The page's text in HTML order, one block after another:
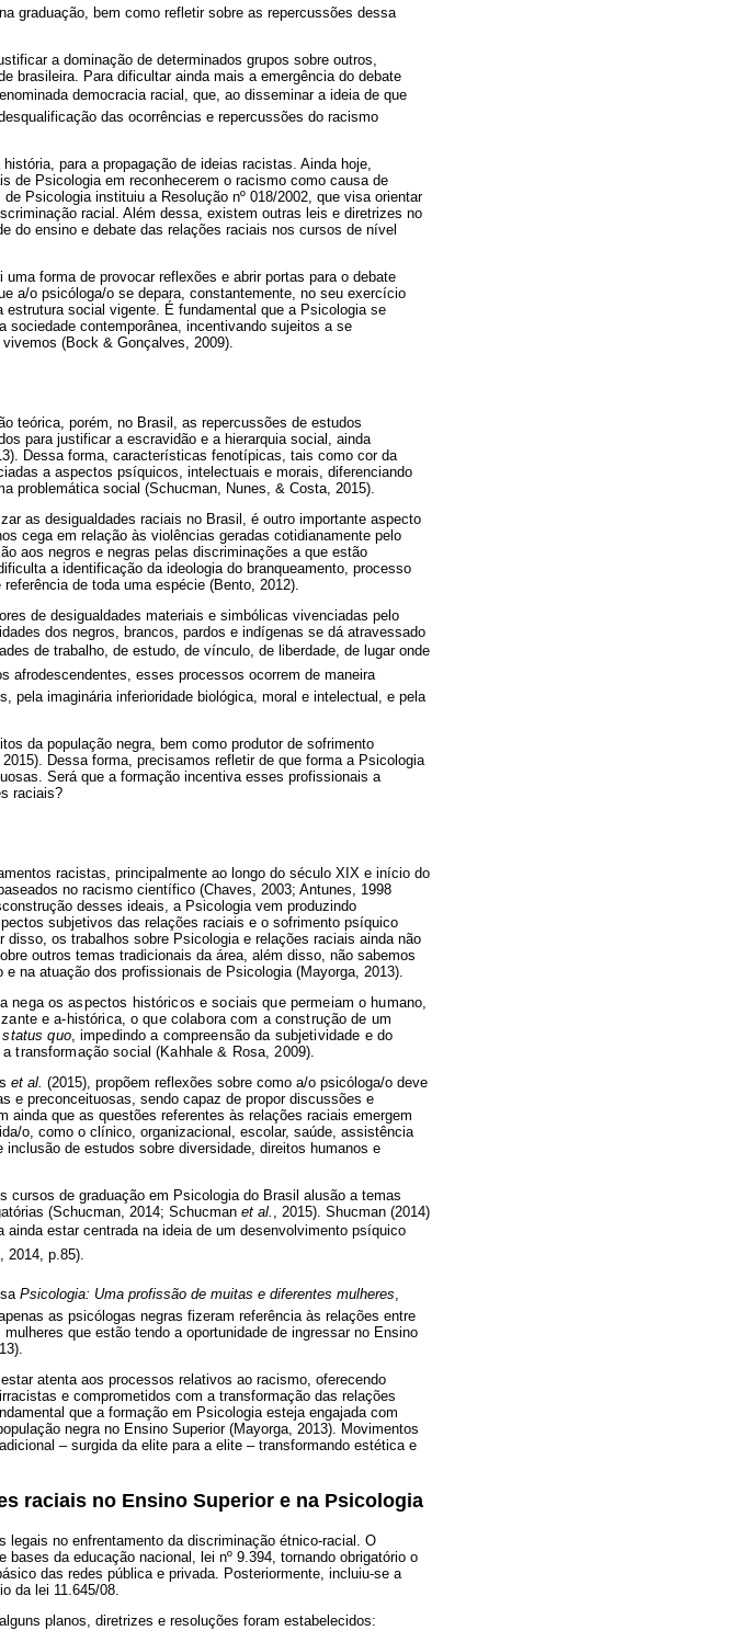
graduação, bem como refletir sobre as repercussões dessa
a dominação de determinados grupos sobre outros,
brasileira. Para dificultar ainda mais a emergência do debate
democracia racial, que, ao disseminar a ideia de que
das ocorrências e repercussões do racismo
para a propagação de ideias racistas. Ainda hoje,
de Psicologia em reconhecerem o racismo como causa de
Psicologia instituiu a Resolução nº 018/2002, que visa orientar
racial. Além dessa, existem outras leis e diretrizes no
do ensino e debate das relações raciais nos cursos de nível
forma de provocar reflexões e abrir portas para o debate
a/o psicóloga/o se depara, constantemente, no seu exercício
social vigente. É fundamental que a Psicologia se
sociedade contemporânea, incentivando sujeitos a se
(Bock & Gonçalves, 2009).
teórica, porém, no Brasil, as repercussões de estudos
para justificar a escravidão e a hierarquia social, ainda
Dessa forma, características fenotípicas, tais como cor da
a aspectos psíquicos, intelectuais e morais, diferenciando
problemática social (Schucman, Nunes, & Costa, 2015).
as desigualdades raciais no Brasil, é outro importante aspecto
cega em relação às violências geradas cotidianamente pelo
aos negros e negras pelas discriminações a que estão
a identificação da ideologia do branqueamento, processo
de toda uma espécie (Bento, 2012).
de desigualdades materiais e simbólicas vivenciadas pelo
dos negros, brancos, pardos e indígenas se dá atravessado
de trabalho, de estudo, de vínculo, de liberdade, de lugar onde
afrodescendentes, esses processos ocorrem de maneira
pela imaginária inferioridade biológica, moral e intelectual, e pela
da população negra, bem como produtor de sofrimento
Dessa forma, precisamos refletir de que forma a Psicologia
Será que a formação incentiva esses profissionais a
raciais?
racistas, principalmente ao longo do século XIX e início do
no racismo científico (Chaves, 2003; Antunes, 1998
desses ideais, a Psicologia vem produzindo
subjetivos das relações raciais e o sofrimento psíquico
disso, os trabalhos sobre Psicologia e relações raciais ainda não
outros temas tradicionais da área, além disso, não sabemos
na atuação dos profissionais de Psicologia (Mayorga, 2013).
nega os aspectos históricos e sociais que permeiam o humano,
e a-histórica, o que colabora com a construção de um
status quo, impedindo a compreensão da subjetividade e do
transformação social (Kahhale & Rosa, 2009).
et al. (2015), propõem reflexões sobre como a/o psicóloga/o deve
e preconceituosas, sendo capaz de propor discussões e
que as questões referentes às relações raciais emergem
o, como o clínico, organizacional, escolar, saúde, assistência
de estudos sobre diversidade, direitos humanos e
cursos de graduação em Psicologia do Brasil alusão a temas
(Schucman, 2014; Schucman et al. , 2015). Shucman (2014)
estar centrada na ideia de um desenvolvimento psíquico
2014, p.85).
 Psicologia: Uma profissão de muitas e diferentes mulheres
as psicólogas negras fizeram referência às relações entre
que estão tendo a oportunidade de ingressar no Ensino
atenta aos processos relativos ao racismo, oferecendo
e comprometidos com a transformação das relações
que a formação em Psicologia esteja engajada com
negra no Ensino Superior (Mayorga, 2013). Movimentos
– surgida da elite para a elite – transformando estética e
raciais no Ensino Superior e na Psicologia
no enfrentamento da discriminação étnico-racial. O
da educação nacional, lei nº 9.394, tornando obrigatório o
das redes pública e privada. Posteriormente, incluiu-se a
da lei 11.645/08.
planos, diretrizes e resoluções foram estabelecidos: